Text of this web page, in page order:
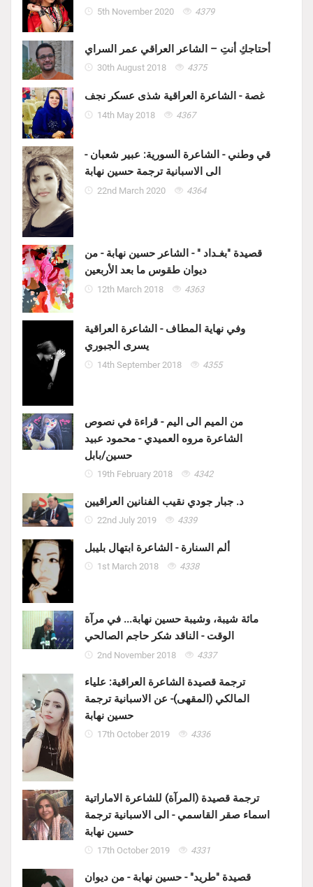
5th November 2020 4379
أحتاجكِ أنتِ – الشاعر العراقي عمر السراي
30th August 2018 4375
غصة - الشاعرة العراقية شذى عسكر نجف
14th May 2018 4367
قي وطني - الشاعرة السورية: عبير شعبان -
الى الاسبانية ترجمة حسين نهابة
22nd March 2020 4364
قصيدة "بغـداد " - الشاعر حسين نهابة - من
ديوان طقوس ما بعد الأربعين
12th March 2018 4363
وفي نهاية المطاف - الشاعرة العراقية
يسرى الجبوري
14th September 2018 4355
من الميم الى اليم - قراءة في نصوص
الشاعرة مروه العميدي - محمود عبيد
حسين/بابل
19th February 2018 4342
د. جبار جودي نقيب الفنانين العراقيين
22nd July 2019 4339
ألم السنارة - الشاعرة ابتهال بليبل
1st March 2018 4338
مائة شيبة، وشيبة حسين نهابة... في مرآة
الوقت - الناقد شكر حاجم الصالحي
2nd November 2018 4337
ترجمة قصيدة الشاعرة العراقية: علياء
المالكي (المقهى)- عن الاسبانية ترجمة
حسين نهابة
17th October 2019 4336
ترجمة قصيدة (المرآة) للشاعرة الاماراتية
اسماء صقر القاسمي - الى الاسبانية ترجمة
حسين نهابة
17th October 2019 4331
قصيدة "طريد" - حسين نهابة - من ديوان